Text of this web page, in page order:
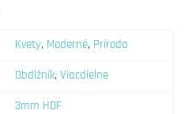
Kvety, Moderné, Príroda
Obdlžník, Viacdielne
3mm HDF